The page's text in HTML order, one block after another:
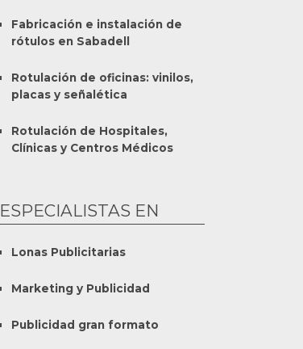
Fabricación e instalación de
rótulos en Sabadell
Rotulación de oficinas: vinilos,
placas y señalética
Rotulación de Hospitales,
Clínicas y Centros Médicos
ESPECIALISTAS EN
Lonas Publicitarias
Marketing y Publicidad
Publicidad gran formato